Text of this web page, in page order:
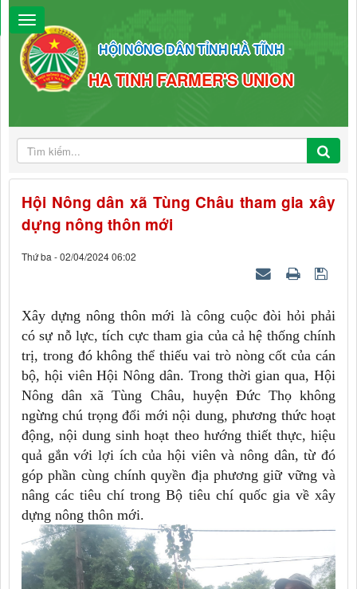
HỘI NÔNG DÂN TỈNH HÀ TĨNH
HA TINH FARMER'S UNION
Hội Nông dân xã Tùng Châu tham gia xây
dựng nông thôn mới
Thứ ba - 02/04/2024 06:02
Xây dựng nông thôn mới là công cuộc đòi hỏi phải
có sự nỗ lực, tích cực tham gia của cả hệ thống chính
trị, trong đó không thể thiếu vai trò nòng cốt của cán
bộ, hội viên Hội Nông dân. Trong thời gian qua, Hội
Nông dân xã Tùng Châu, huyện Đức Thọ không
ngừng chú trọng đổi mới nội dung, phương thức hoạt
động, nội dung sinh hoạt theo hướng thiết thực, hiệu
quả gắn với lợi ích của hội viên và nông dân, từ đó
góp phần cùng chính quyền địa phương giữ vững và
nâng các tiêu chí trong Bộ tiêu chí quốc gia về xây
dựng nông thôn mới.